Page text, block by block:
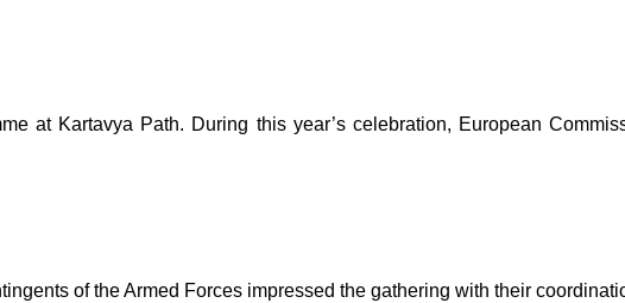
at Kartavya Path. During this year’s celebration, European
of the Armed Forces impressed the gathering with their